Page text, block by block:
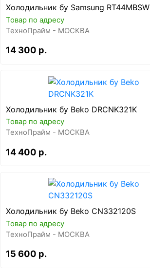
Холодильник бу Samsung RT44MBSW
Товар по адресу
ТехноПрайм - МОСКВА
14 300 р.
Холодильник бу Beko DRCNK321K
Товар по адресу
ТехноПрайм - МОСКВА
14 400 р.
Холодильник бу Beko CN332120S
Товар по адресу
ТехноПрайм - МОСКВА
15 600 р.